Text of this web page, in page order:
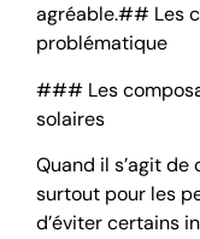
agréable.## Les
problématique
### Les
solaires
Quand il s’agit
surtout pour les
d’éviter certains